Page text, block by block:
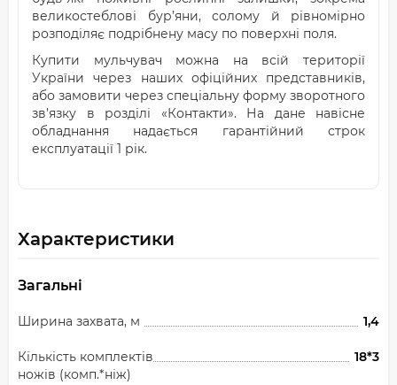
великостеблові бур’яни, солому й рівномірно
розподіляє подрібнену масу по поверхні поля.
Купити мульчувач можна на всій території
України через наших офіційних представників,
або замовити через спеціальну форму зворотного
зв’язку в розділі «Контакти». На дане навісне
обладнання надається гарантійний строк
експлуатації 1 рік.
Характеристики
Загальні
Ширина захвата, м 1,4
Кількість комплектів
ножів (комп.*ніж)
18*3